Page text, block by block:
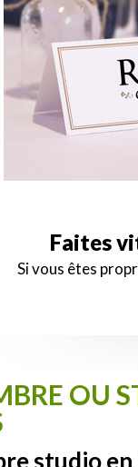
Faites
Si vous êtes
OU
studio